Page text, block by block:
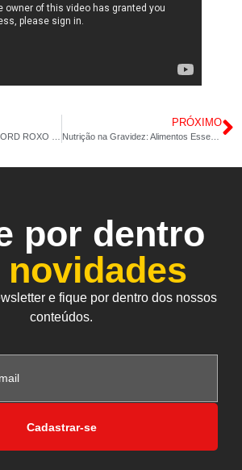
PRÓXIMO
Nutrição na Gravidez: Alimentos Essenciais para a Mãe e o Bebê
por dentro
novidades
e fique por dentro dos nossos
conteúdos.
Cadastrar-se